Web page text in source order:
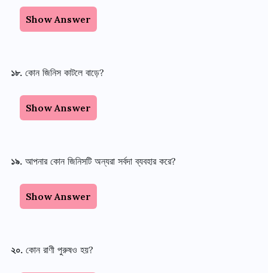
Show Answer
১৮. কোন জিনিস কাটলে বাড়ে?
Show Answer
১৯. আপনার কোন জিনিসটি অন্যরা সর্বদা ব্যবহার করে?
Show Answer
২০. কোন রাণী পুরুষও হয়?